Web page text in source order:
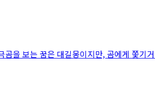
을 보는 꿈은 대길몽이지만, 곰에게 쫓